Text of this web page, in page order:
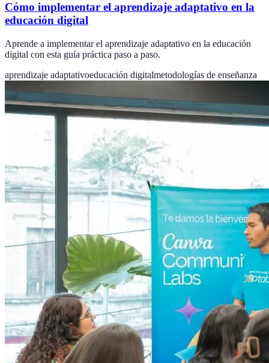
Cómo implementar el aprendizaje adaptativo en la
educación digital
Aprende a implementar el aprendizaje adaptativo en la educación
digital con esta guía práctica paso a paso.
aprendizaje adaptativoeducación digitalmetodologías de enseñanza